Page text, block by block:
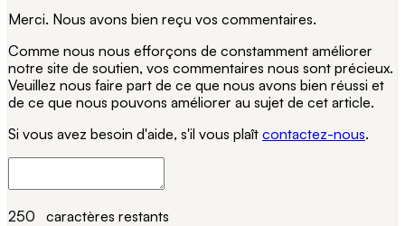
Merci. Nous avons bien reçu vos commentaires.
Comme nous nous efforçons de constamment améliorer
notre site de soutien, vos commentaires nous sont précieux.
Veuillez nous faire part de ce que nous avons bien réussi et
de ce que nous pouvons améliorer au sujet de cet article.
Si vous avez besoin d'aide, s'il vous plaît contactez-nous.
250 caractères restants